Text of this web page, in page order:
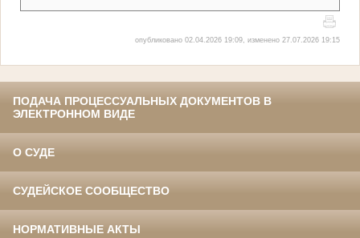
опубликовано 02.04.2026 19:09, изменено 27.07.2026 19:15
ПОДАЧА ПРОЦЕССУАЛЬНЫХ ДОКУМЕНТОВ В
ЭЛЕКТРОННОМ ВИДЕ
О СУДЕ
СУДЕЙСКОЕ СООБЩЕСТВО
НОРМАТИВНЫЕ АКТЫ